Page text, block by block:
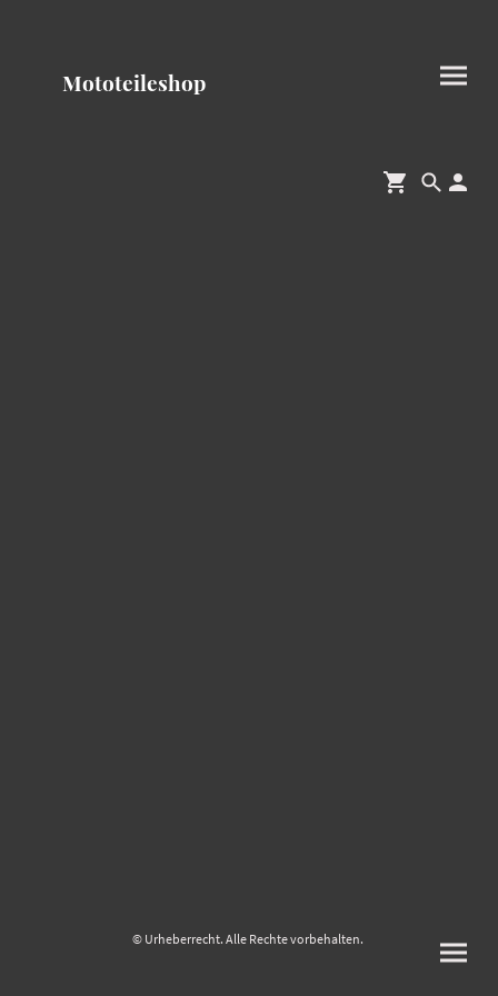
Mototeileshop
© Urheberrecht. Alle Rechte vorbehalten.